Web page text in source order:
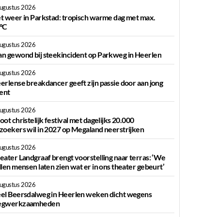
2026
weer in Parkstad: tropisch warme dag met max.
2026
gewond bij steekincident op Parkweg in Heerlen
2026
breakdancer geeft zijn passie door aan jong
2026
christelijk festival met dagelijks 20.000
wil in 2027 op Megaland neerstrijken
2026
Landgraaf brengt voorstelling naar terras: ‘We
mensen laten zien wat er in ons theater gebeurt’
2026
Beersdalweg in Heerlen weken dicht wegens